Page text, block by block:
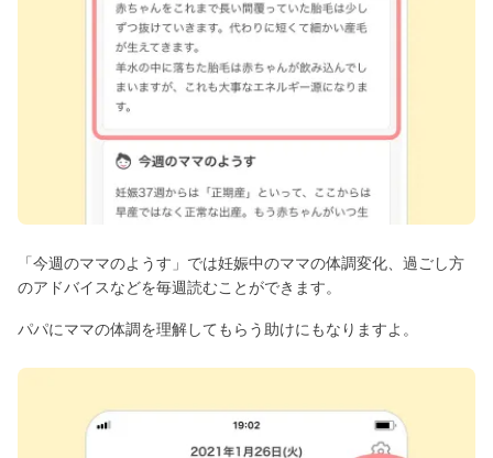
「今週のママのようす」では妊娠中のママの体調変化、過ごし方
のアドバイスなどを毎週読むことができます。
パパにママの体調を理解してもらう助けにもなりますよ。